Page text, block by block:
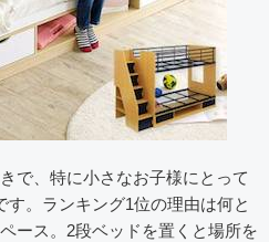
で、特に小さなお子様にとって
。ランキング1位の理由は何と
ース。2段ベッドを置くと場所を